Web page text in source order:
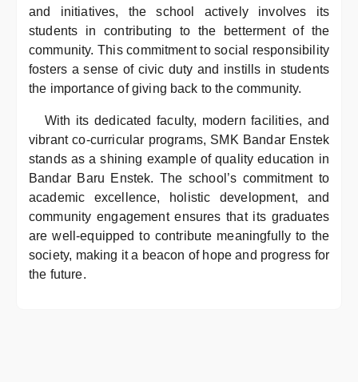
and initiatives, the school actively involves its
students in contributing to the betterment of the
community. This commitment to social responsibility
fosters a sense of civic duty and instills in students
the importance of giving back to the community.
With its dedicated faculty, modern facilities, and
vibrant co-curricular programs, SMK Bandar Enstek
stands as a shining example of quality education in
Bandar Baru Enstek. The school’s commitment to
academic excellence, holistic development, and
community engagement ensures that its graduates
are well-equipped to contribute meaningfully to the
society, making it a beacon of hope and progress for
the future.